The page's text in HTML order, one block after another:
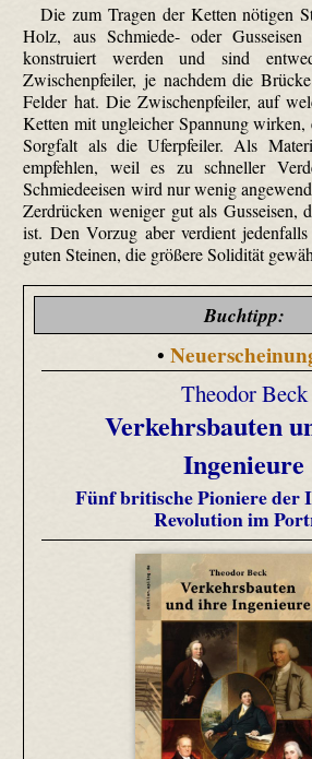
Die zum Tragen der Ketten nötigen
Holz, aus Schmiede- oder
konstruiert werden und sind
Zwischenpfeiler, je nachdem die
Felder hat. Die Zwischenpfeiler, auf
Ketten mit ungleicher Spannung wirken,
Sorgfalt als die Uferpfeiler. Als
empfehlen, weil es zu schneller
Schmiedeeisen wird nur wenig
Zerdrücken weniger gut als Gusseisen,
ist. Den Vorzug aber verdient
guten Steinen, die größere Solidität
Buchtipp:
•
Theodor Beck
Verkehrsbauten
Ingenieure
Fünf britische Pioniere der
Revolution im